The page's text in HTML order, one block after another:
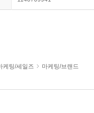
케팅/세일즈 마케팅/브랜드